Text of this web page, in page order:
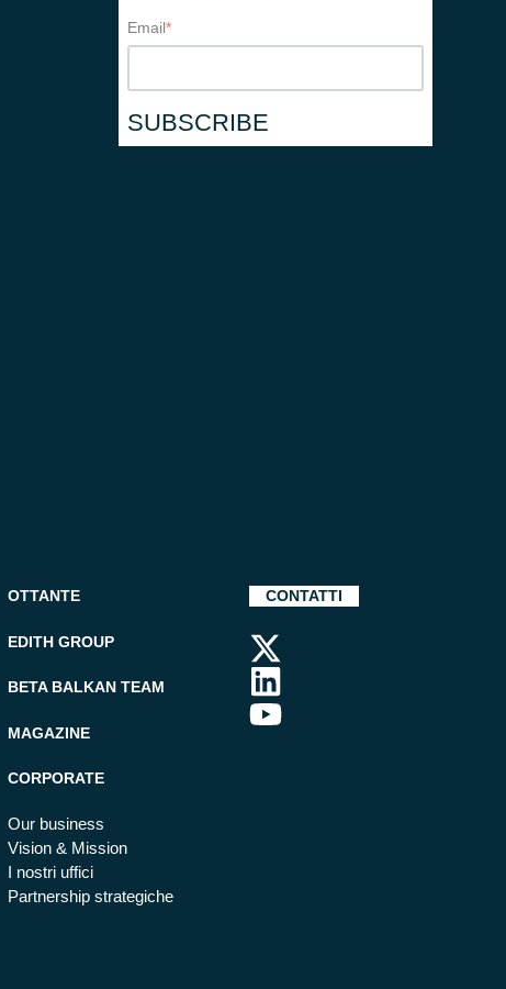
Email*
OTTANTE
EDITH GROUP
BETA BALKAN TEAM
MAGAZINE
CORPORATE
Our business
Vision & Mission
I nostri uffici
Partnership strategiche
CONTATTI